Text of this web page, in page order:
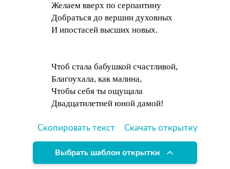
Желаем вверх по серпантину
Добраться до вершин духовных
И ипостасей высших новых.
Чтоб стала бабушкой счастливой,
Благоухала, как малина,
Чтобы себя ты ощущала
Двадцатилетней юной дамой!
Скопировать текст Скачать открытку
Выбрать шаблон открытки